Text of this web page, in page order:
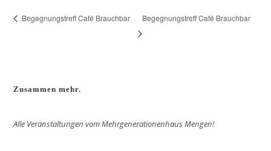
Begegnungstreff Café Brauchbar Begegnungstreff Café Brauchbar
Zusammen mehr.
Alle Veranstaltungen vom Mehrgenerationenhaus Mengen!